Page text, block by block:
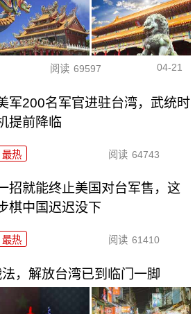
阅读 69597 04-21
军200名军官进驻台湾，武统时
提前降临
最热 阅读 64743
招就能终止美国对台军售，这
棋中国迟迟没下
最热 阅读 61410
，解放台湾已到临门一脚